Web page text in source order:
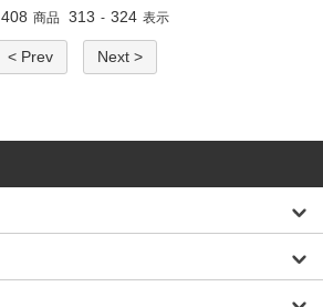
408 商品 313 - 324 表示
< Prev Next >